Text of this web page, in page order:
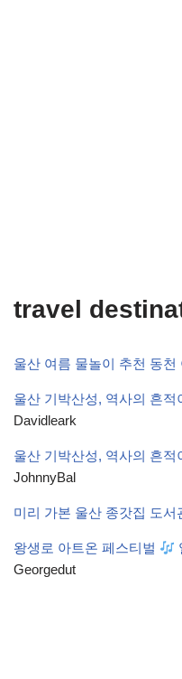
travel
울산 여름 물놀이 추천 동
울산 기박산성, 역사의 흔
Davidleark
울산 기박산성, 역사의 흔
JohnnyBal
미리 가본 울산 종갓집 도서
왕생로 아트온 페스티벌
Georgedut